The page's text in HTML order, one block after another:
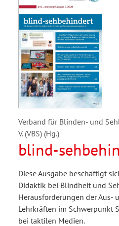
Verband für Blinden- und
V. (VBS) (Hg.)
blind-
Diese Ausgabe beschäftigt
Didaktik bei Blindheit und
Herausforderungen der Aus-
Lehrkräften im Schwerpunkt
bei taktilen Medien.